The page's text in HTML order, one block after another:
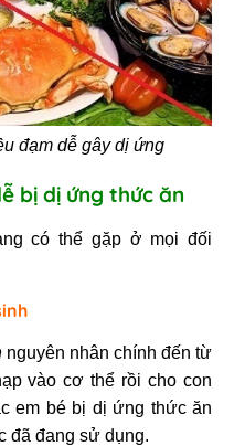
đạm dễ gây dị ứng
bị dị ứng thức ăn
có thể gặp ở mọi đối
nguyên nhân chính đến từ
vào cơ thể rồi cho con
em bé bị dị ứng thức ăn
đã đang sử dụng.